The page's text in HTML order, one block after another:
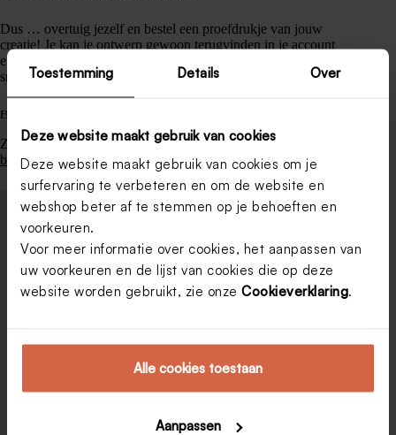
Toestemming Details Over
Deze website maakt gebruik van cookies
Deze website maakt gebruik van cookies om je
surfervaring te verbeteren en om de website en
webshop beter af te stemmen op je behoeften en
voorkeuren.
Voor meer informatie over cookies, het aanpassen van
uw voorkeuren en de lijst van cookies die op deze
website worden gebruikt, zie onze Cookieverklaring.
Alle cookies toestaan
Aanpassen
Dus … overtuig jezelf en bestel een proefdrukje van jouw
creatie! Je kan je ontwerp gewoon terugvinden in je account
en later opnieuw bekijken. Dan kun je straks makkelijk en
snel jouw geboortekaartjes bestellen.
Bijpassende doopsuiker voor een harmonieus geheel
Zorg voor een echt wauw-effect en ga voor bijpassende
bedankjes enbedankkaartjesin safari thema!